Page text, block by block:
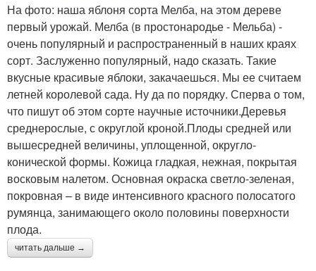
На фото: наша яблоня сорта Мелба, на этом дереве
первый урожай. Мелба (в простонародье - Мельба) -
очень популярный и распространенный в наших краях
сорт. Заслуженно популярный, надо сказать. Такие
вкусные красивые яблоки, закачаешься. Мы ее считаем
летней королевой сада. Ну да по порядку. Сперва о том,
что пишут об этом сорте научные источники.Деревья
среднерослые, с округлой кроной.Плоды средней или
вышесредней величины, уплощенной, округло-
конической формы. Кожица гладкая, нежная, покрытая
восковым налетом. Основная окраска светло-зеленая,
покровная – в виде интенсивного красного полосатого
румянца, занимающего около половины поверхности
плода.
читать дальше →